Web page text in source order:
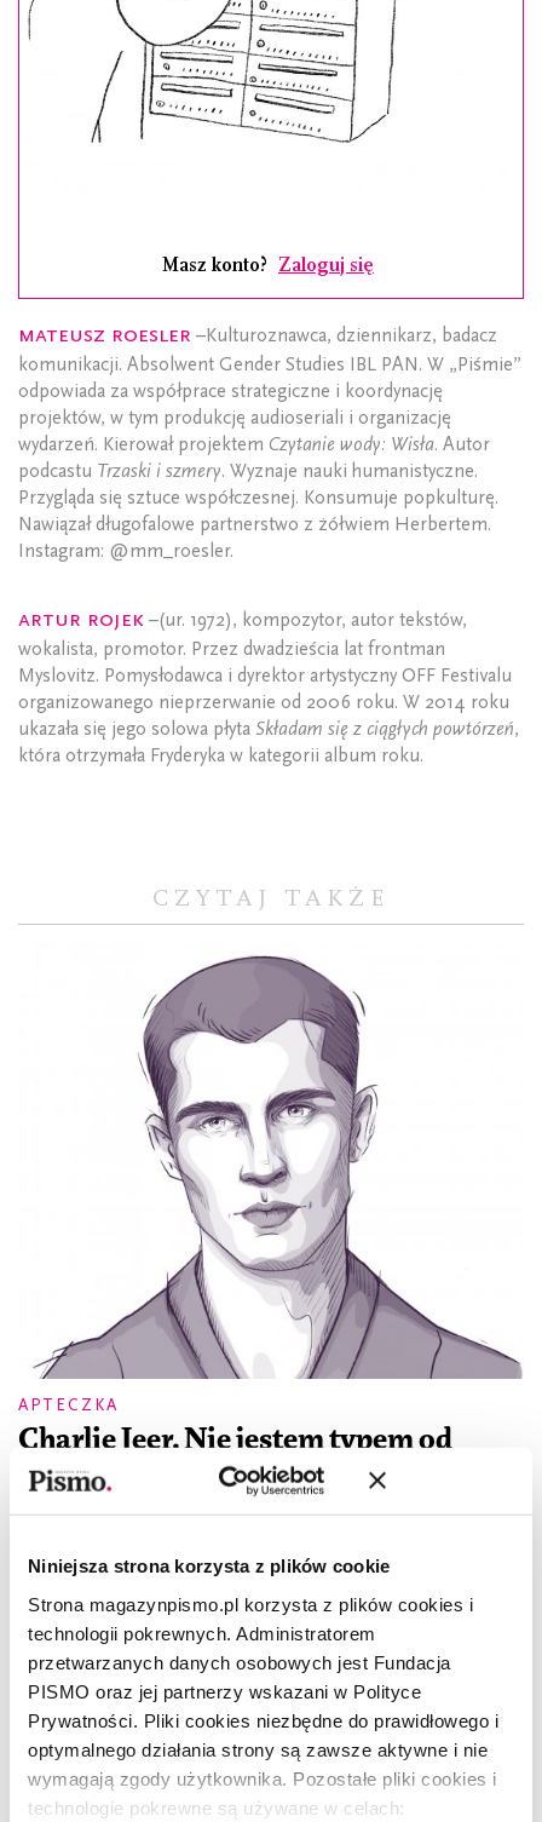
Niniejsza strona korzysta z plików cookie
Strona magazynpismo.pl korzysta z plików cookies i
technologii pokrewnych. Administratorem
przetwarzanych danych osobowych jest Fundacja
PISMO oraz jej partnerzy wskazani w Polityce
Prywatności. Pliki cookies niezbędne do prawidłowego i
optymalnego działania strony są zawsze aktywne i nie
wymagają zgody użytkownika. Pozostałe pliki cookies i
technologie pokrewne są używane w celach:
Masz konto? Zaloguj się
Mateusz Roesler –Kulturoznawca, dziennikarz, badacz
komunikacji. Absolwent Gender Studies IBL PAN. W „Piśmie”
odpowiada za współprace strategiczne i koordynację
projektów, w tym produkcję audioseriali i organizację
wydarzeń. Kierował projektem Czytanie wody: Wisła. Autor
podcastu Trzaski i szmery. Wyznaje nauki humanistyczne.
Przygląda się sztuce współczesnej. Konsumuje popkulturę.
Nawiązał długofalowe partnerstwo z żółwiem Herbertem.
Instagram: @mm_roesler.
Artur Rojek –(ur. 1972), kompozytor, autor tekstów,
wokalista, promotor. Przez dwadzieścia lat frontman
Myslovitz. Pomysłodawca i dyrektor artystyczny OFF Festivalu
organizowanego nieprzerwanie od 2006 roku. W 2014 roku
ukazała się jego solowa płyta Składam się z ciągłych powtórzeń,
która otrzymała Fryderyka w kategorii album roku.
CZYTAJ TAKŻE
APTECZKA
Charlie Jeer. Nie jestem typem od
bebopu